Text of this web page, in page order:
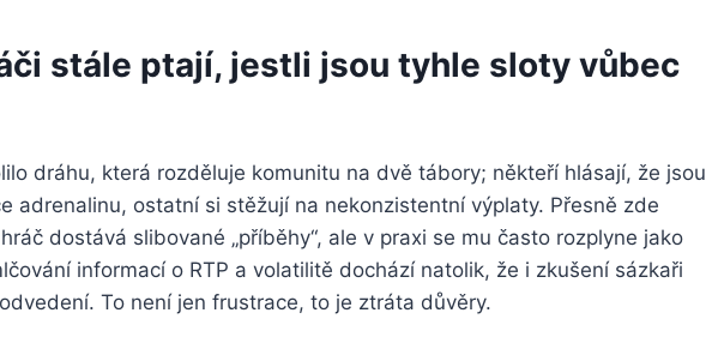
stále ptají, jestli jsou tyhle sloty vůbec
dráhu, která rozděluje komunitu na dvě tábory; někteří hlásají, že jsou
adrenalinu, ostatní si stěžují na nekonzistentní výplaty. Přesně zde
dostává slibované „příběhy“, ale v praxi se mu často rozplyne jako
informací o RTP a volatilitě dochází natolik, že i zkušení sázkaři
To není jen frustrace, to je ztráta důvěry.